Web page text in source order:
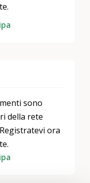
sono
della rete
ora